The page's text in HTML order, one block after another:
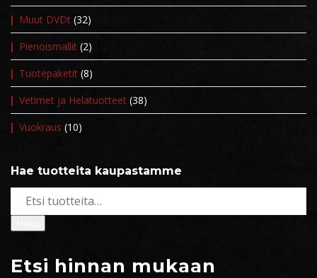
Muut DVDt (32)
Pienoismallit (2)
Tuotepaketit (8)
Vetimet ja Helatuotteet (38)
Vuokraus (10)
Hae tuotteita kaupastamme
Etsi hinnan mukaan